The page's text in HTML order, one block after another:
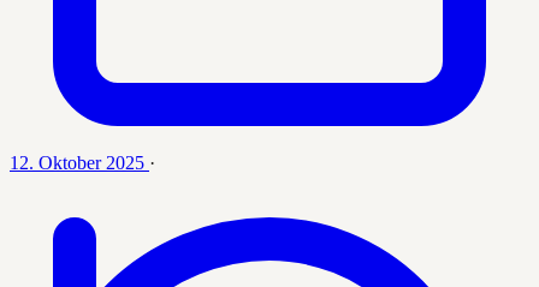
12. Oktober 2025 ·